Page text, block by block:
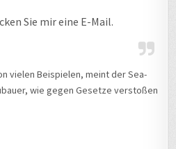
Sie mir eine E-Mail.
vielen Beispielen, meint der Sea-
wie gegen Gesetze verstoßen